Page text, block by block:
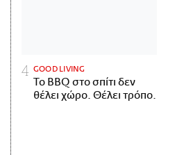
GOOD LIVING
Το BBQ στο σπίτι δεν
θέλει χώρο. Θέλει τρόπο.